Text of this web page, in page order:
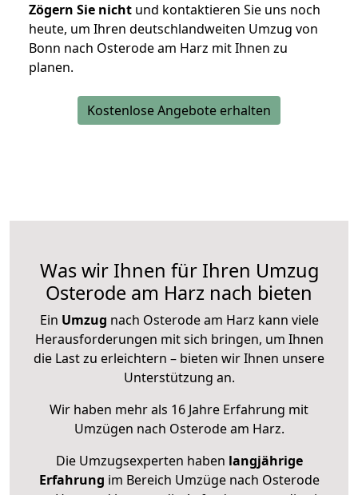
Zögern Sie nicht und kontaktieren Sie uns noch
heute, um Ihren deutschlandweiten Umzug von
Bonn nach Osterode am Harz mit Ihnen zu
planen.
Kostenlose Angebote erhalten
Was wir Ihnen für Ihren Umzug
Osterode am Harz nach bieten
Ein Umzug nach Osterode am Harz kann viele
Herausforderungen mit sich bringen, um Ihnen
die Last zu erleichtern – bieten wir Ihnen unsere
Unterstützung an.
Wir haben mehr als 16 Jahre Erfahrung mit
Umzügen nach Osterode am Harz.
Die Umzugsexperten haben langjährige
Erfahrung im Bereich Umzüge nach Osterode